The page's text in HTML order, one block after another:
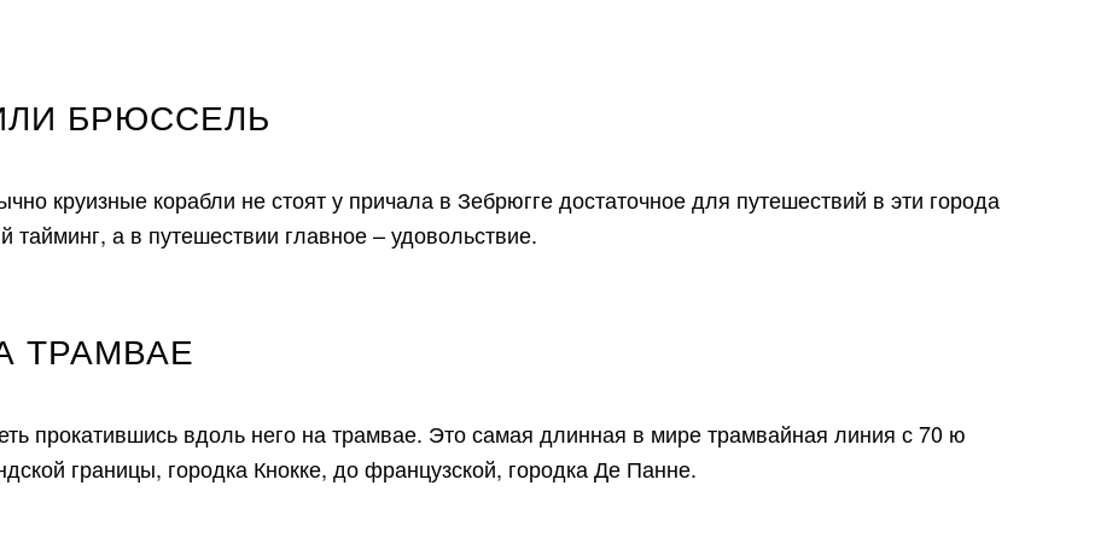
БРЮССЕЛЬ
круизные корабли не стоят у причала в Зебрюгге достаточное для путешествий в эти города
а в путешествии главное – удовольствие.
ТРАМВАЕ
прокатившись вдоль него на трамвае. Это самая длинная в мире трамвайная линия с 70 ю
границы, городка Кнокке, до французской, городка Де Панне.